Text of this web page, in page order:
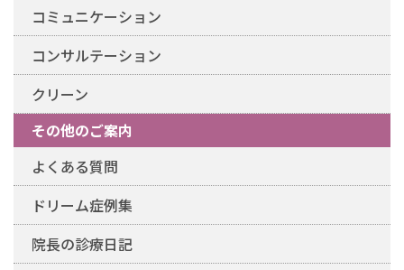
コミュニケーション
コンサルテーション
クリーン
その他のご案内
よくある質問
ドリーム症例集
院長の診療日記